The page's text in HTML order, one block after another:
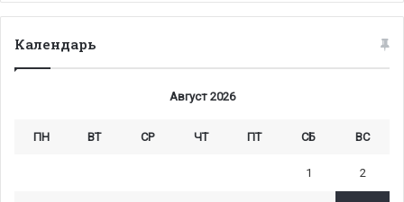
Календарь
Август 2026
ПН ВТ СР ЧТ ПТ СБ ВС
1 2